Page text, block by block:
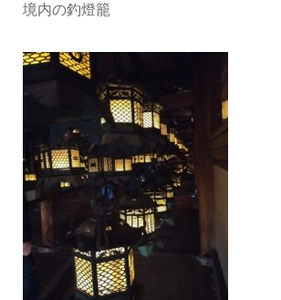
境内の釣燈籠